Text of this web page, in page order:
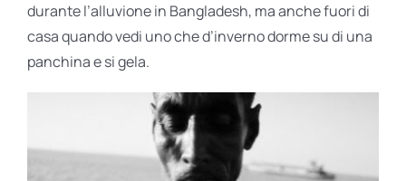
durante l’alluvione in Bangladesh, ma anche fuori di
casa quando vedi uno che d’inverno dorme su di una
panchina e si gela.